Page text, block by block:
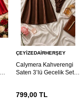
ÇEYIZEDAIRHERŞEY
Calymera Kahverengi
Saten 3’lü Gecelik Seti –
799,00TL